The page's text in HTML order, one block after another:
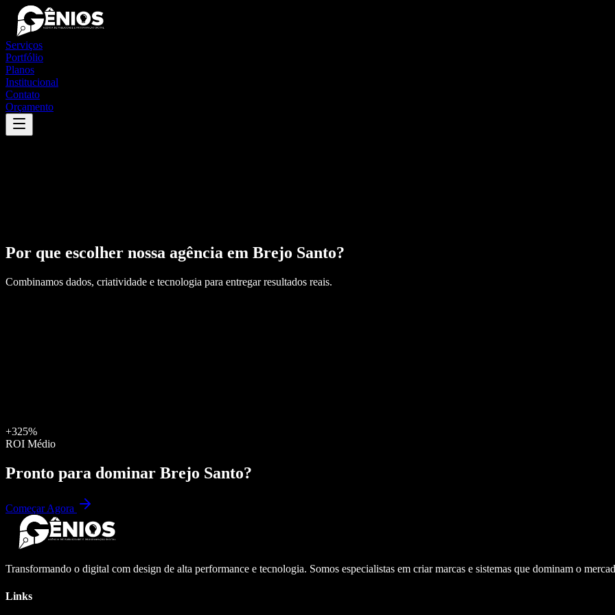
Serviços
Portfólio
Planos
Institucional
Contato
Orçamento
Por que escolher nossa agência em Brejo Santo?
Combinamos dados, criatividade e tecnologia para entregar resultados reais.
+325%
ROI Médio
Pronto para dominar Brejo Santo?
Começar Agora
Transformando o digital com design de alta performance e tecnologia. Somos especialistas em criar marcas e sistemas que dominam o
Links